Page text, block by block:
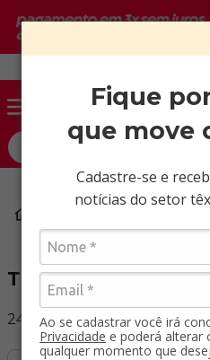
Fique
que move
Cadastre-se e
notícias do setor
Ao se cadastrar você irá
Privacidade e poderá alterar
qualquer momento que
O que você procura?
Tule
24 Produtos